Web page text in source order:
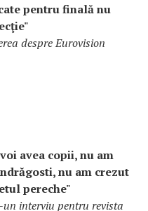
pentru finală nu
despre Eurovision
avea copii, nu am
nu am crezut
pereche"
interviu pentru revista